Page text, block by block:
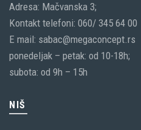
Adresa: Mačvanska 3;
Kontakt telefoni: 060/ 345 64 00
E mail: sabac@megaconcept.rs
ponedeljak – petak: od 10-18h;
subota: od 9h – 15h
NIŠ